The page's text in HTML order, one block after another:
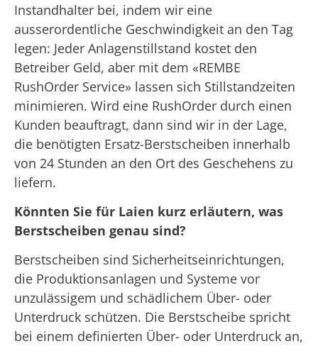
Instandhalter bei, indem wir eine
ausserordentliche Geschwindigkeit an den Tag
legen: Jeder Anlagenstillstand kostet den
Betreiber Geld, aber mit dem «REMBE
RushOrder Service» lassen sich Stillstandzeiten
minimieren. Wird eine RushOrder durch einen
Kunden beauftragt, dann sind wir in der Lage,
die benötigten Ersatz-Berstscheiben innerhalb
von 24 Stunden an den Ort des Geschehens zu
liefern.
Könnten Sie für Laien kurz erläutern, was
Berstscheiben genau sind?
Berstscheiben sind Sicherheitseinrichtungen,
die Produktionsanlagen und Systeme vor
unzulässigem und schädlichem Über- oder
Unterdruck schützen. Die Berstscheibe spricht
bei einem definierten Über- oder Unterdruck an,